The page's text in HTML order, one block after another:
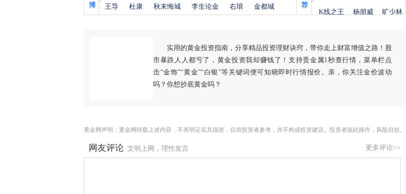
博
王导
杜康 秋末悔城 李生论金 右琅 金都城
荐
K线之王 杨朋威 旷少林
实用的黄金投资指南，分享精品投资理财诀窍，带你走上财富增值之路！股
市暴跌人人都亏了，黄金投资我却赚钱了！支持贵金属1秒查行情，菜单栏点
击“金饰”“黄金”“白银”等关键词便可知晓即时行情报价。亲，你关注金价波动
吗？你想抄底黄金吗？
黄金网声明：黄金网转载上述内容，不表明证实其描述，仅供投资者参考，并不构成投资建议。投资者据此操作，风险自担。
更多评论>>
网友评论 文明上网，理性发言